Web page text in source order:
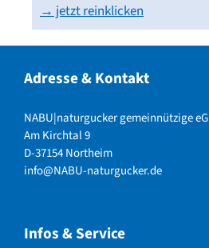
→ jetzt reinklicken
Adresse & Kontakt
NABU|naturgucker gemeinnützige eG
Am Kirchtal 9
D-37154 Northeim
info@NABU-naturgucker.de
Infos & Service